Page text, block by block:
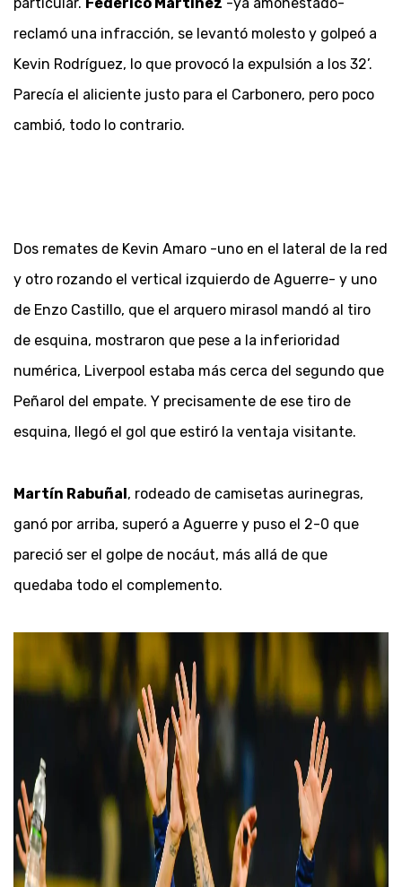
reclamó una infracción, se levantó molesto y golpeó a
Kevin Rodríguez, lo que provocó la expulsión a los 32’.
Parecía el aliciente justo para el Carbonero, pero poco
cambió, todo lo contrario.
Dos remates de Kevin Amaro -uno en el lateral de la red
y otro rozando el vertical izquierdo de Aguerre- y uno
de Enzo Castillo, que el arquero mirasol mandó al tiro
de esquina, mostraron que pese a la inferioridad
numérica, Liverpool estaba más cerca del segundo que
Peñarol del empate. Y precisamente de ese tiro de
esquina, llegó el gol que estiró la ventaja visitante.
Martín Rabuñal, rodeado de camisetas aurinegras,
ganó por arriba, superó a Aguerre y puso el 2-0 que
pareció ser el golpe de nocáut, más allá de que
quedaba todo el complemento.